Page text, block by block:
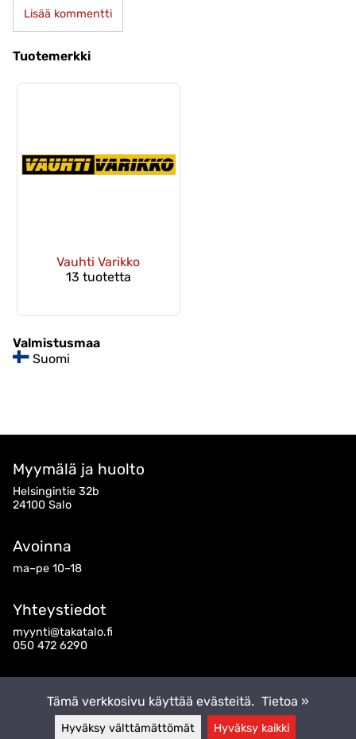
Lisää kommentti
Tuotemerkki
Vauhti Varikko
13 tuotetta
Valmistusmaa
Suomi
Myymälä ja huolto
Helsingintie 32b
24100 Salo
Avoinna
ma–pe 10–18
Yhteystiedot
myynti@takatalo.fi
050 472 6290
Tämä verkkosivu käyttää evästeitä. Tietoa »
Hyväksy välttämättömät Hyväksy kaikki